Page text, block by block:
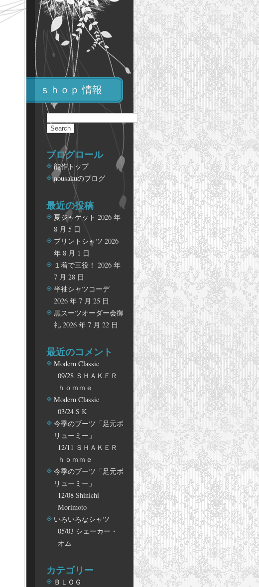
ｓｈｏｐ 情報
ブログロール
能作トップ
nousakuのブログ
最近の投稿
夏ジャケット 2026 年
8 月 5 日
プリントシャツ 2026
年 8 月 1 日
１着で三役！ 2026 年
7 月 28 日
半袖シャツコーデ
2026 年 7 月 25 日
黒スーツオーダー会御
礼 2026 年 7 月 22 日
最近のコメント
Modern Classic
09/28 ＳＨＡＫＥＲ
ｈｏｍｍｅ
Modern Classic
03/24 S K
今季のブーツ「足元ボ
リューミー」
12/11 ＳＨＡＫＥＲ
ｈｏｍｍｅ
今季のブーツ「足元ボ
リューミー」
12/08 Shinichi
Morimoto
いろいろなシャツ
05/03 シェーカー・
オム
カテゴリー
ＢＬＯＧ